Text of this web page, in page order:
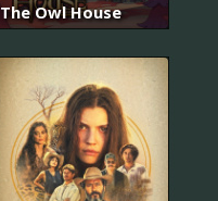
The Owl House